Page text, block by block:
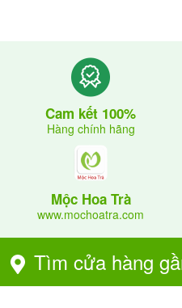
Cam kết 100%
Hàng chính hãng
Mộc Hoa Trà
www.mochoatra.com
Tìm cửa hàng